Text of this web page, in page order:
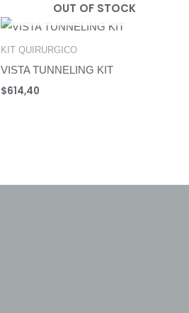
OUT OF STOCK
KIT QUIRURGICO
VISTA TUNNELING KIT
$614,40